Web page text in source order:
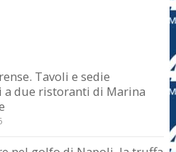
Tavoli e sedie
a due ristoranti di Marina